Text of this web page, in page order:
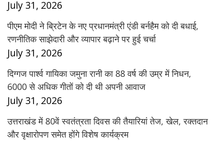
July 31, 2026
पीएम मोदी ने ब्रिटेन के नए प्रधानमंत्री एंडी बर्नहैम को दी बधाई,
रणनीतिक साझेदारी और व्यापार बढ़ाने पर हुई चर्चा
July 31, 2026
दिग्गज पार्श्व गायिका जमुना रानी का 88 वर्ष की उम्र में निधन,
6000 से अधिक गीतों को दी थी अपनी आवाज
July 31, 2026
उत्तराखंड में 80वें स्वतंत्रता दिवस की तैयारियां तेज, खेल, रक्तदान
और वृक्षारोपण समेत होंगे विशेष कार्यक्रम